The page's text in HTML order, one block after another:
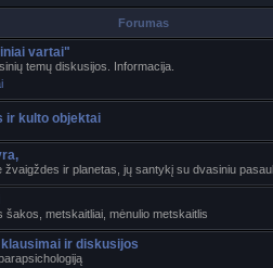
Forumas
vartai"
temų diskusijos. Informacija.
ir kulto objektai
žvaigždes ir planetas, jų santykį su dvasiniu
metskaitliai, mėnulio metskaitlis
klausimai ir diskusijos